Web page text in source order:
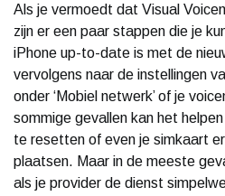
Als je vermoedt dat Visual
zijn er een paar stappen die je
iPhone up-to-date is met de
vervolgens naar de instellingen
onder ‘Mobiel netwerk’ of je
sommige gevallen kan het
te resetten of even je simkaart
plaatsen. Maar in de meeste
als je provider de dienst